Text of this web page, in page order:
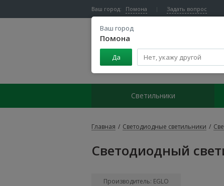
Ваш город: Помона
Ваш город
Помона
Да
Задать вопрос
Центр светодиодного освещения
Светильники
Главная / Светодиодные светильники /
Светодиодный
Производитель: EGLO